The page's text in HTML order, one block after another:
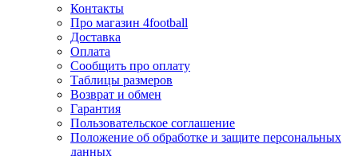
Контакты
Про магазин 4football
Доставка
Оплата
Сообщить про оплату
Таблицы размеров
Возврат и обмен
Гарантия
Пользовательское соглашение
Положение об обработке и защите персональных
данных